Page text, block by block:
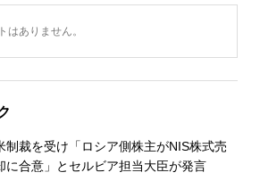
はありません。
制裁を受け「ロシア側株主がNIS株式売
に合意」とセルビア担当大臣が発言